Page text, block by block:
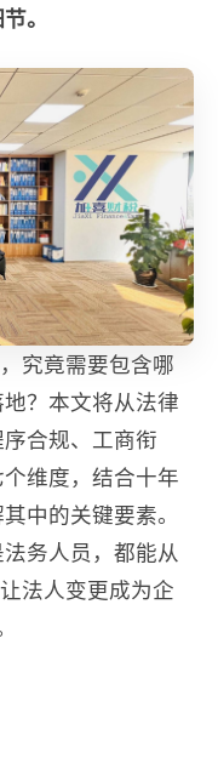
。
究竟需要包含哪
？本文将从法律
合规、工商衔
维度，结合十年
中的关键要素。
务人员，都能从
法人变更成为企